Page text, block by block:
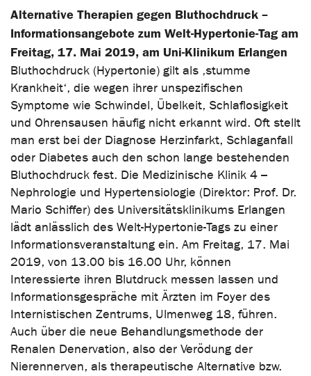
Alternative Therapien gegen Bluthochdruck –
Informationsangebote zum Welt-Hypertonie-Tag am
Freitag, 17. Mai 2019, am Uni-Klinikum Erlangen
Bluthochdruck (Hypertonie) gilt als ‚stumme
Krankheit‘, die wegen ihrer unspezifischen
Symptome wie Schwindel, Übelkeit, Schlaflosigkeit
und Ohrensausen häufig nicht erkannt wird. Oft stellt
man erst bei der Diagnose Herzinfarkt, Schlaganfall
oder Diabetes auch den schon lange bestehenden
Bluthochdruck fest. Die Medizinische Klinik 4 –
Nephrologie und Hypertensiologie (Direktor: Prof. Dr.
Mario Schiffer) des Universitätsklinikums Erlangen
lädt anlässlich des Welt-Hypertonie-Tags zu einer
Informationsveranstaltung ein. Am Freitag, 17. Mai
2019, von 13.00 bis 16.00 Uhr, können
Interessierte ihren Blutdruck messen lassen und
Informationsgespräche mit Ärzten im Foyer des
Internistischen Zentrums, Ulmenweg 18, führen.
Auch über die neue Behandlungsmethode der
Renalen Denervation, also der Verödung der
Nierennerven, als therapeutische Alternative bzw.